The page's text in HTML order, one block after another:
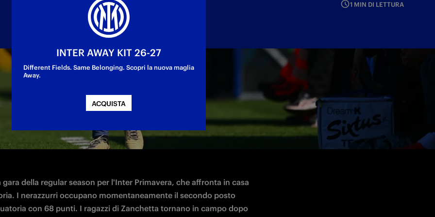
1 MIN DI LETTURA
il match valido per la 37ª giornata di campionato
gara della regular season per l'Inter Primavera, che affronta in casa
I nerazzurri occupano momentaneamente il secondo posto
con 68 punti. I ragazzi di Zanchetta tornano in campo dopo
INTER AWAY KIT 26-27
Different Fields. Same Belonging. Scopri la nuova maglia
Away.
ACQUISTA